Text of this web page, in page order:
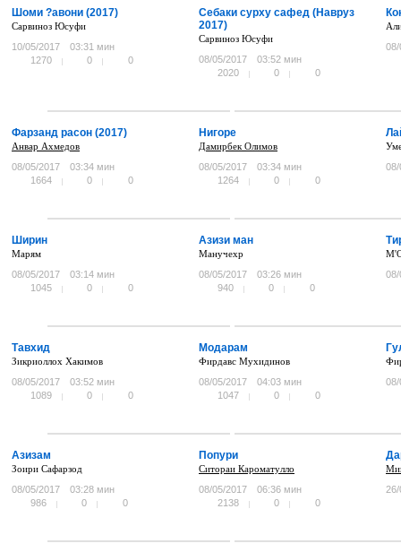
Шоми ?авони (2017)
Сарвиноз Юсуфи
10/05/2017
03:31 мин
1270
0 0
Себаки сурху сафед (Навруз
2017)
Сарвиноз Юсуфи
08/05/2017
03:52 мин
2020
0 0
08/
Фарзанд расон (2017)
Анвар Ахмедов
08/05/2017
03:34 мин
1664
0 0
Нигоре
Дамирбек Олимов
08/05/2017
03:34 мин
1264
0 0
08/
Ширин
Марям
08/05/2017
03:14 мин
1045
0 0
Азизи ман
Манучехр
08/05/2017
03:26 мин
940
0 0
08/
Тавхид
Зикриоллох Хакимов
08/05/2017
03:52 мин
1089
0 0
Модарам
Фирдавс Мухидинов
08/05/2017
04:03 мин
1047
0 0
08/
Азизам
Зоири Сафарзод
08/05/2017
03:28 мин
986
0 0
Попури
Ситораи Кароматулло
08/05/2017
06:36 мин
2138
0 0